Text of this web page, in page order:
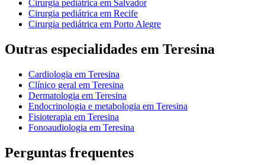
Cirurgia pediátrica em Salvador
Cirurgia pediátrica em Recife
Cirurgia pediátrica em Porto Alegre
Outras especialidades em Teresina
Cardiologia em Teresina
Clínico geral em Teresina
Dermatologia em Teresina
Endocrinologia e metabologia em Teresina
Fisioterapia em Teresina
Fonoaudiologia em Teresina
Perguntas frequentes